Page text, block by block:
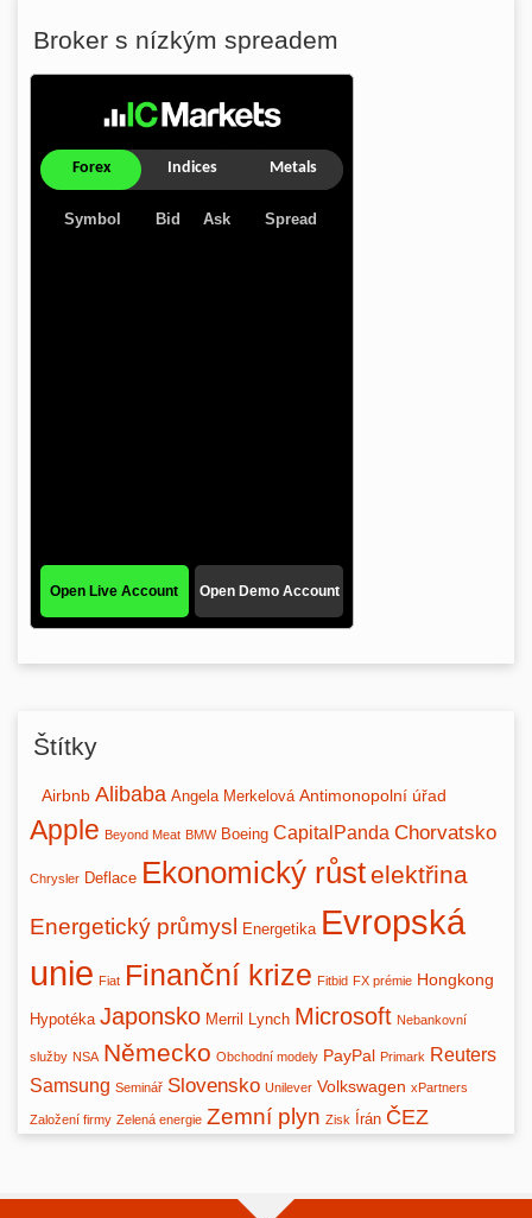
Broker s nízkým spreadem
Štítky
Airbnb Alibaba Angela Merkelová Antimonopolní úřad
Apple Beyond Meat BMW Boeing CapitalPanda Chorvatsko
Chrysler Deflace Ekonomický růstelektřina
Energetický průmysl Energetika Evropská
unie Fiat Finanční krize Fitbid FX prémie Hongkong
Hypotéka Japonsko Merril Lynch Microsoft Nebankovní
služby NSA Německo Obchodní modely PayPal Primark Reuters
Samsung Seminář Slovensko Unilever Volkswagen xPartners
Založení firmy Zelená energie Zemní plyn Zisk Írán ČEZ